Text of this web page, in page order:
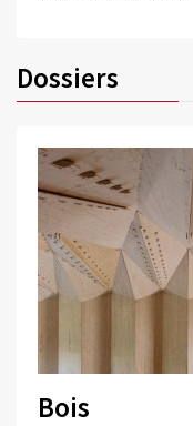
Dossiers
Bois